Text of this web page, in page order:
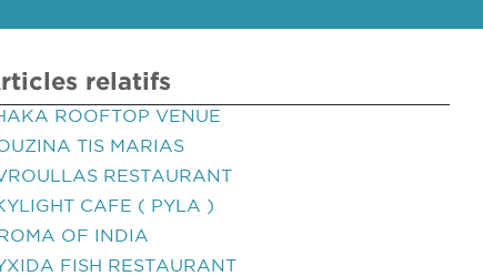
relatifs
ROOFTOP VENUE
TIS MARIAS
RESTAURANT
CAFE ( PYLA )
OF INDIA
FISH RESTAURANT